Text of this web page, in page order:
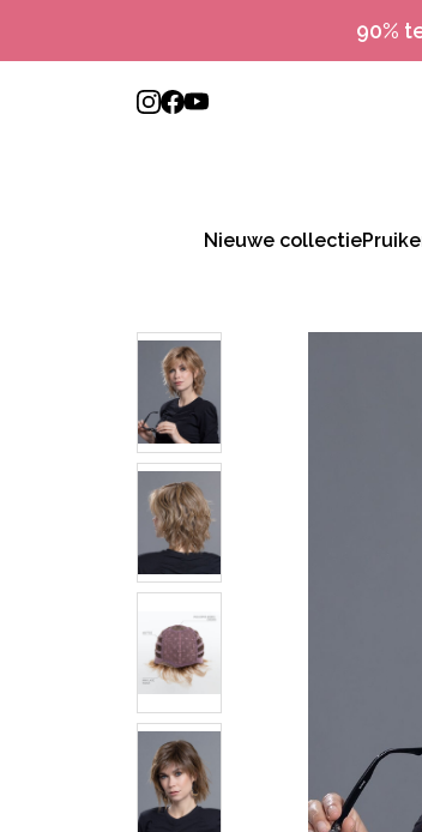
90%
Nieuwe collectie